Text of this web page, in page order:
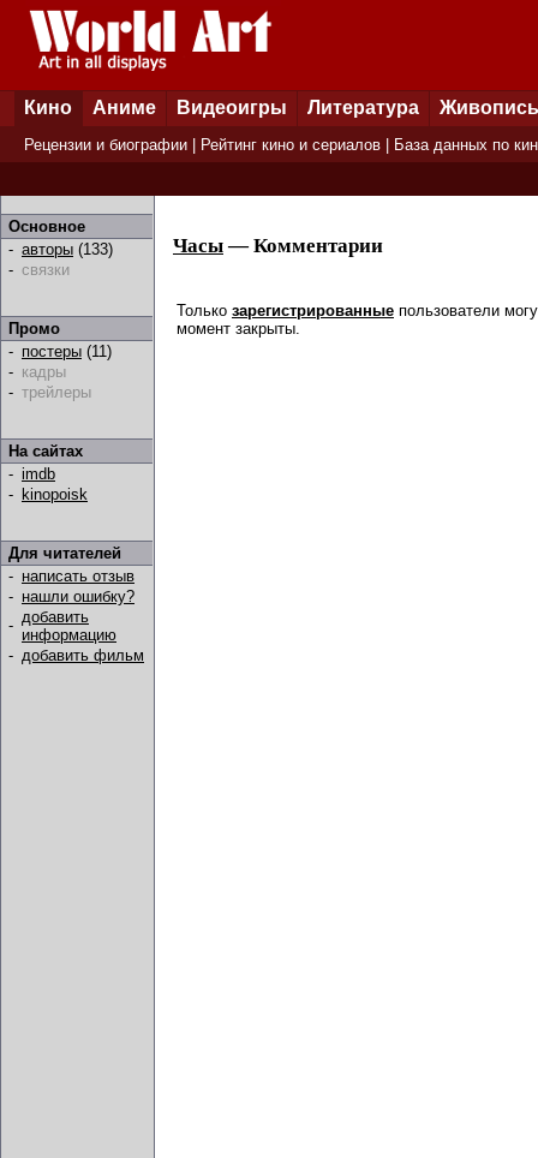
Кино Аниме Видеоигры Литература Живопись
Рецензии и биографии Рейтинг кино и сериалов База данных по
Основное
- авторы (133)
- связки
Промо
- постеры (11)
- кадры
- трейлеры
На сайтах
- imdb
- kinopoisk
Для читателей
- написать отзыв
- нашли ошибку?
- добавить
информацию
- добавить фильм
Часы— Комментарии
Только зарегистрированные пользователи
момент закрыты.